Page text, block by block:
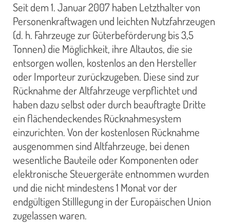
Seit dem 1. Januar 2007 haben Letzthalter von
Personenkraftwagen und leichten Nutzfahrzeugen
(d. h. Fahrzeuge zur Güterbeförderung bis 3,5
Tonnen) die Möglichkeit, ihre Altautos, die sie
entsorgen wollen, kostenlos an den Hersteller
oder Importeur zurückzugeben. Diese sind zur
Rücknahme der Altfahrzeuge verpflichtet und
haben dazu selbst oder durch beauftragte Dritte
ein flächendeckendes Rücknahmesystem
einzurichten. Von der kostenlosen Rücknahme
ausgenommen sind Altfahrzeuge, bei denen
wesentliche Bauteile oder Komponenten oder
elektronische Steuergeräte entnommen wurden
und die nicht mindestens 1 Monat vor der
endgültigen Stilllegung in der Europäischen Union
zugelassen waren.